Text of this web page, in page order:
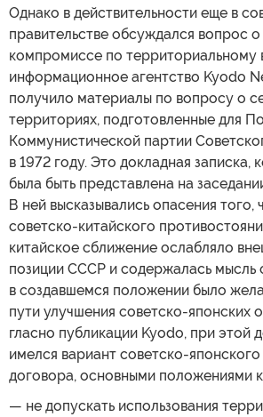
Однако в действительности еще в
правительстве обсуждался вопрос
компромиссе по территориальному
информационное агентство Kyodo
получило материалы по вопросу о
территориях, подготовленные для
Коммунистической партии
в 1972 году. Это докладная записка,
была быть представлена на
В ней высказывались опасения того,
советско-китайского
китайское сближение ослабляло
позиции СССР и содержалась мысль
в создавшемся положении было
пути улучшения советско-японских
гласно публикации Kyodo, при этой
имелся вариант советско-
договора, основными положениями
— не допускать использования